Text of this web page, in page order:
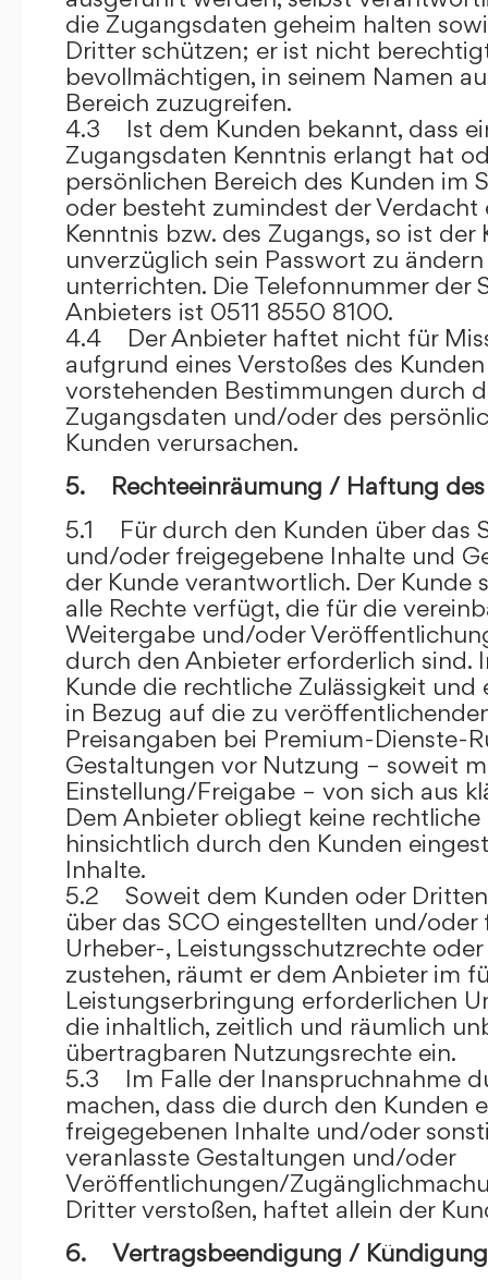
die Zugangsdaten geheim halten
Dritter schützen; er ist nicht
bevollmächtigen, in seinem Namen
Bereich zuzugreifen.
4.3 Ist dem Kunden bekannt, dass
Zugangsdaten Kenntnis erlangt hat
persönlichen Bereich des Kunden im
oder besteht zumindest der Verdacht
Kenntnis bzw. des Zugangs, so ist
unverzüglich sein Passwort zu
unterrichten. Die Telefonnummer der
Anbieters ist 0511 8550 8100.
4.4 Der Anbieter haftet nicht für
aufgrund eines Verstoßes des
vorstehenden Bestimmungen durch
Zugangsdaten und/oder des
Kunden verursachen.
5. Rechteeinräumung / Haftung des
5.1 Für durch den Kunden über das
und/oder freigegebene Inhalte und
der Kunde verantwortlich. Der Kunde
alle Rechte verfügt, die für die
Weitergabe und/oder
durch den Anbieter erforderlich sind.
Kunde die rechtliche Zulässigkeit
in Bezug auf die zu
Preisangaben bei Premium-Dienste-
Gestaltungen vor Nutzung – soweit
Einstellung/Freigabe – von sich aus
Dem Anbieter obliegt keine
hinsichtlich durch den Kunden
Inhalte.
5.2 Soweit dem Kunden oder
über das SCO eingestellten und/
Urheber-, Leistungsschutzrechte
zustehen, räumt er dem Anbieter im
Leistungserbringung erforderlichen
die inhaltlich, zeitlich und räumlich
übertragbaren Nutzungsrechte ein.
5.3 Im Falle der Inanspruchnahme
machen, dass die durch den Kunden
freigegebenen Inhalte und/oder
veranlasste Gestaltungen und/oder
Veröffentlichungen/
Dritter verstoßen, haftet allein der
6. Vertragsbeendigung / Kündigung